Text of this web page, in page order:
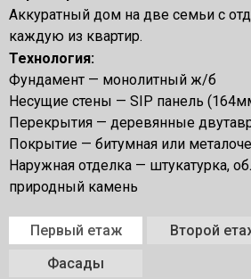
Аккуратный дом на две семьи с
каждую из квартир.
Технология:
Фундамент — монолитный ж/б
Несущие стены — SIP панель
Перекрытия — деревянные
Покрытие — битумная или
Наружная отделка — штукатурка,
природный камень
Первый етаж
Второй
Фасады